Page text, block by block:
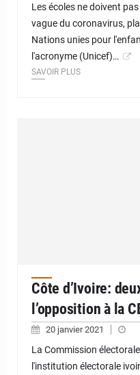
Les écoles ne doivent
vague du coronavirus,
Nations unies pour
l'acronyme (Unicef)…
SAVOIR PLUS
Côte d’Ivoire:
l’opposition à la
20 janvier 2021
La Commission
l'institution électorale